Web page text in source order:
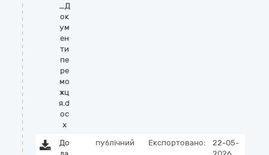
_Д
ок
ум
ен
ти
пе
ре
мо
жц
я.d
oc
x
До
публічний Експортовано:
22-05-